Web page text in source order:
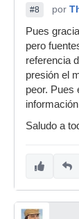
#8 por
Pues
pero
referencia
presión el
peor. Pues
Saludo a